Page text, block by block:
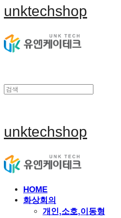
unktechshop
unktechshop
HOME
화상회의
개인,소호,이동형